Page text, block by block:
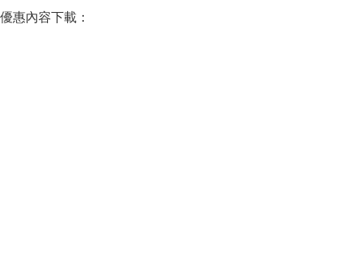
優惠內容下載：